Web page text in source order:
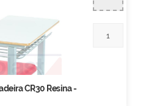
CR30 Resina -